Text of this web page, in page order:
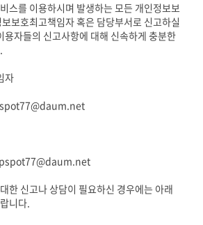
스를 이용하시며 발생하는 모든 개인정보보
보호최고책임자 혹은 담당부서로 신고하실
용자들의 신고사항에 대해 신속하게 충분한
자
한 신고나 상담이 필요하신 경우에는 아래
니다.